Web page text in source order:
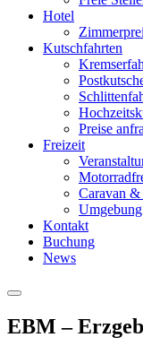
Hotel
Kutschfahrten
Preise
Freizeit
Caravan &
Umgebung
Kontakt
Buchung
News
Hauptmenü
EBM –